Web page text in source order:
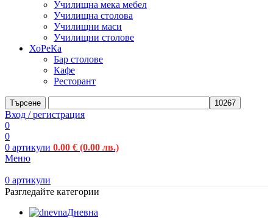
Училищна мека мебел
Училищна столова
Училищни маси
Училищни столове
ХоРеКа
Бар столове
Кафе
Ресторант
Търсене
Вход / регистрация
0
0
0 артикули 0.00 € (0.00 лв.)
Меню
0 артикули
Разгледайте категории
Дневна